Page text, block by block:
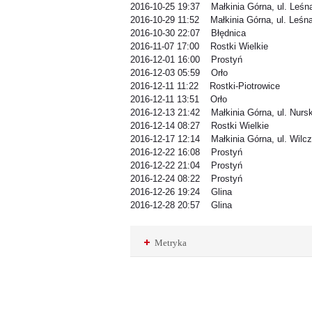
2016-10-25 19:37 Małkinia Górna, ul.
2016-10-29 11:52 Małkinia Górna, ul.
2016-10-30 22:07 Błędnica
2016-11-07 17:00 Rostki Wielkie
2016-12-01 16:00 Prostyń
2016-12-03 05:59 Orło
2016-12-11 11:22 Rostki-Piotrowice
2016-12-11 13:51 Orło
2016-12-13 21:42 Małkinia Górna, ul.
2016-12-14 08:27 Rostki Wielkie
2016-12-17 12:14 Małkinia Górna, ul.
2016-12-22 16:08 Prostyń
2016-12-22 21:04 Prostyń
2016-12-24 08:22 Prostyń
2016-12-26 19:24 Glina
2016-12-28 20:57 Glina
Metryka